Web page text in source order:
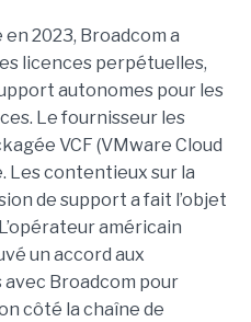
2023, Broadcom a
licences perpétuelles,
autonomes pour les
Le fournisseur les
VCF (VMware Cloud
Les contentieux sur la
de support a fait l’objet
américain
un accord aux
Broadcom pour
côté la chaîne de